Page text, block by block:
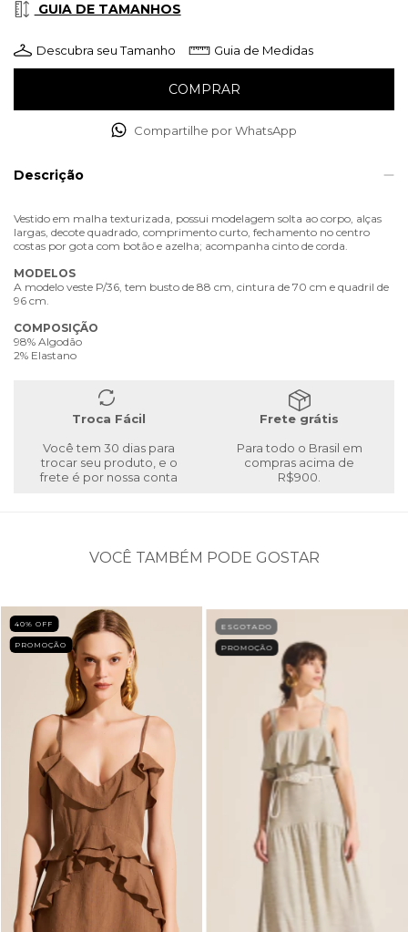
GUIA DE TAMANHOS
Descubra seu Tamanho Guia de Medidas
Compartilhe por WhatsApp
Descrição
Vestido em malha texturizada, possui modelagem solta ao corpo, alças
largas, decote quadrado, comprimento curto, fechamento no centro
costas por gota com botão e azelha; acompanha cinto de corda.
MODELOS
A modelo veste P/36, tem busto de 88 cm, cintura de 70 cm e quadril de
96 cm.
COMPOSIÇÃO
98% Algodão
2% Elastano
Troca Fácil
Você tem 30 dias para
trocar seu produto, e o
frete é por nossa conta
Frete grátis
Para todo o Brasil em
compras acima de
R$900.
VOCÊ TAMBÉM PODE GOSTAR
40% OFF
PROMOÇÃO
ESGOTADO
PROMOÇÃO